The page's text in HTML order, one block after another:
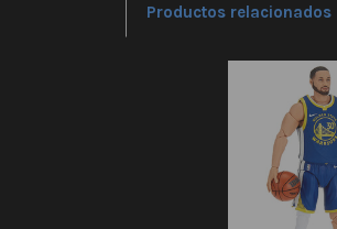
Productos relacionados